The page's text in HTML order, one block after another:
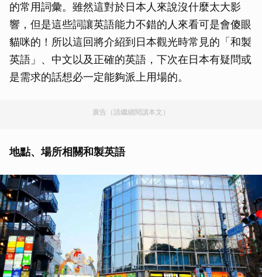
的常用詞彙。雖然這對於日本人來說沒什麼太大影
響，但是這些詞讓英語能力不錯的人來看可是會傻眼
貓咪的！所以這回將介紹到日本觀光時常見的「和製
英語」、中文以及正確的英語，下次在日本有疑問或
是需求的話想必一定能夠派上用場的。
廣告（請繼續閱讀本文）
地點、場所相關和製英語